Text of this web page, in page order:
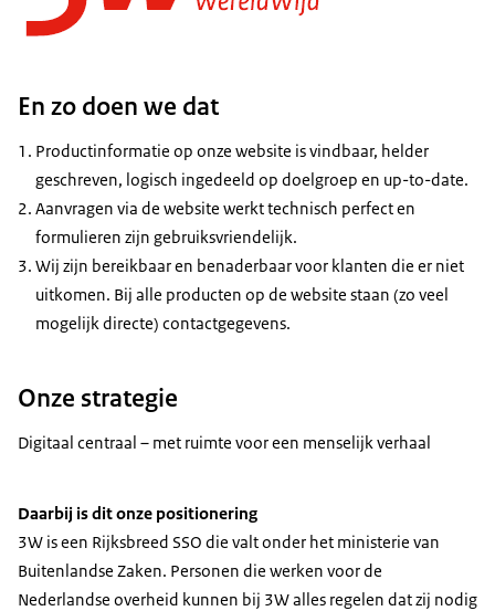
En zo doen we dat
Productinformatie op onze website is vindbaar, helder
geschreven, logisch ingedeeld op doelgroep en up-to-date.
Aanvragen via de website werkt technisch perfect en
formulieren zijn gebruiksvriendelijk.
Wij zijn bereikbaar en benaderbaar voor klanten die er niet
uitkomen. Bij alle producten op de website staan (zo veel
mogelijk directe) contactgegevens.
Onze strategie
Digitaal centraal – met ruimte voor een menselijk verhaal
Daarbij is dit onze positionering
3W is een Rijksbreed SSO die valt onder het ministerie van
Buitenlandse Zaken. Personen die werken voor de
Nederlandse overheid kunnen bij 3W alles regelen dat zij nodig